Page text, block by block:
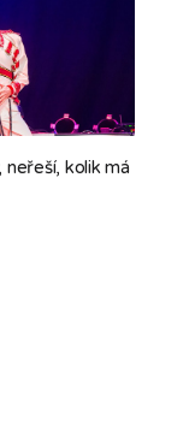
neřeší, kolik má